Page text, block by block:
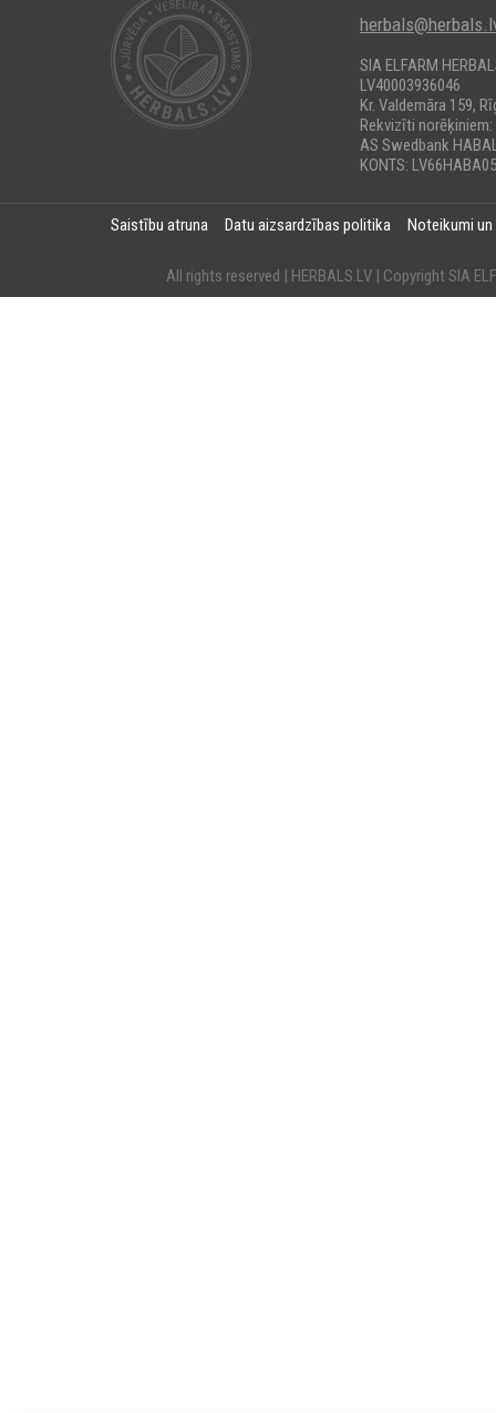
SIA ELFARM
LV40003936046
Kr. Valdemāra 159,
Rekvizīti norēķiniem:
AS Swedbank
KONTS:
Saistību atruna Datu aizsardzības politika Noteikumi
All rights reserved | HERBALS.LV | Copyright SIA